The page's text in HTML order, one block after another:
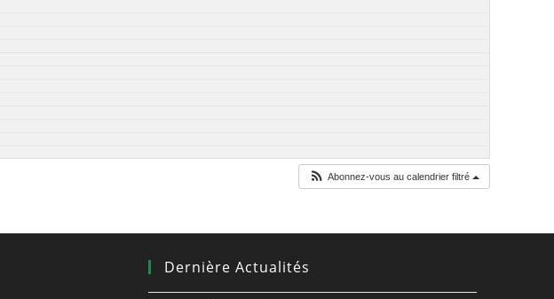
Abonnez-vous au calendrier filtré
Dernière Actualités